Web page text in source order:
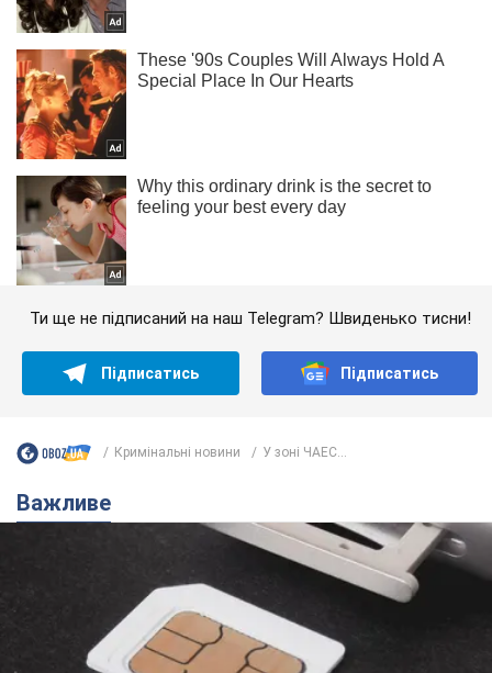
Ти ще не підписаний на наш Telegram? Швиденько тисни!
Підписатись Підписатись
Кримінальні новини У зоні ЧАЕС...
Важливе